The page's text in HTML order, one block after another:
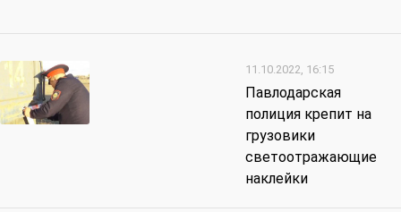
11.10.2022, 16:15
Павлодарская
полиция крепит на
грузовики
светоотражающие
наклейки